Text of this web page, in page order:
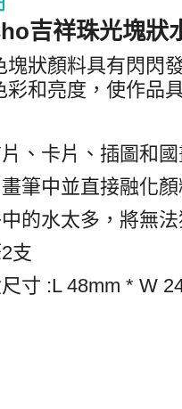
吉祥珠光塊狀
塊狀顏料具有閃閃
彩和亮度，使作品
、卡片、插圖和國
筆中並直接融化顏
的水太多，將無
支
寸 :L 48mm * W